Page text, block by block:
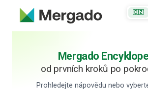
Mergado
od prvních kroků po
Prohledejte nápovědu nebo
🇨🇿